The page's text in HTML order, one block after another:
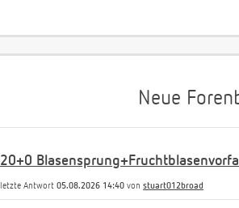
Neue
20+0
letzte Antwort 05.08.2026 14:40 von stuart012broad